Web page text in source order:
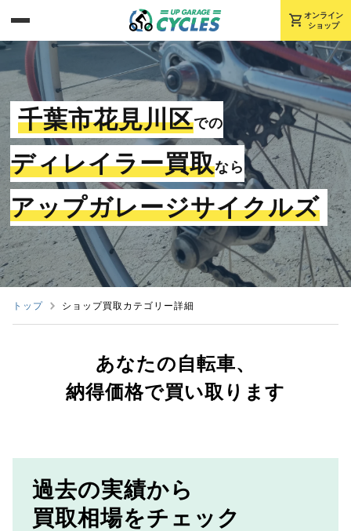
shopping_cart オンライン
ショップ
千葉市花見川区での
ディレイラー買取なら
アップガレージサイクルズ
トップ ショップ買取カテゴリー詳細
あなたの自転車、
納得価格で買い取ります
過去の実績から
買取相場をチェック